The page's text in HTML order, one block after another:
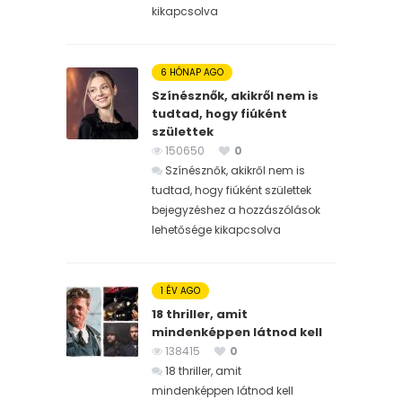
kikapcsolva
6 HÓNAP AGO
Színésznők, akikről nem is
tudtad, hogy fiúként
születtek
150650
0
Színésznők, akikről nem is
tudtad, hogy fiúként születtek
bejegyzéshez a hozzászólások
lehetősége kikapcsolva
1 ÉV AGO
18 thriller, amit
mindenképpen látnod kell
138415
0
18 thriller, amit
mindenképpen látnod kell